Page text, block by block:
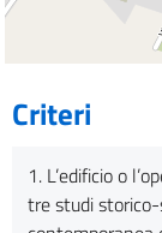
Criteri
1. L’edificio o
tre studi